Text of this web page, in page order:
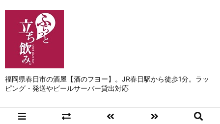
福岡県春日市の酒屋【酒のフヨー】。JR春日駅から徒歩1分。ラッ
ピング・発送やビールサーバー貸出対応